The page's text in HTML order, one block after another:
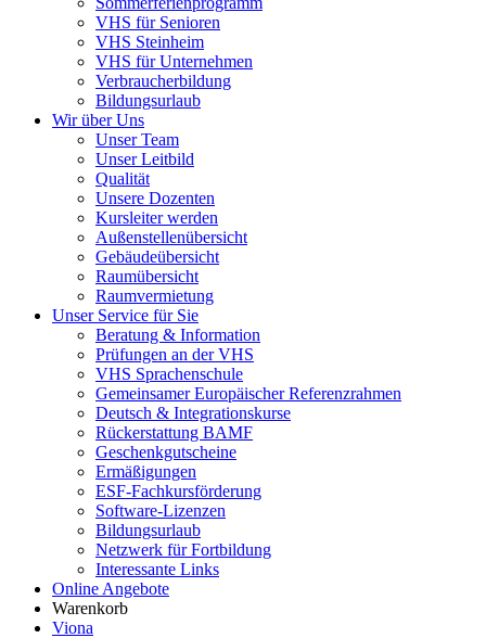
VHS für Senioren
VHS Steinheim
VHS für Unternehmen
Verbraucherbildung
Bildungsurlaub
Wir über Uns
Unser Team
Unser Leitbild
Qualität
Unsere Dozenten
Kursleiter werden
Außenstellenübersicht
Gebäudeübersicht
Raumübersicht
Raumvermietung
Unser Service für Sie
Beratung & Information
Prüfungen an der VHS
VHS Sprachenschule
Gemeinsamer Europäischer Referenzrahmen
Deutsch & Integrationskurse
Rückerstattung BAMF
Geschenkgutscheine
Ermäßigungen
ESF-Fachkursförderung
Software-Lizenzen
Bildungsurlaub
Netzwerk für Fortbildung
Interessante Links
Online Angebote
Warenkorb
Viona